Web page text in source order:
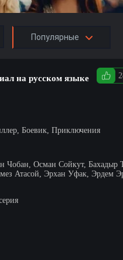
Популярные
на русском языке
Боевик, Приключения
Чобан, Осман Сойкут, Бахадыр
Атасой, Эрхан Уфак, Эрдем